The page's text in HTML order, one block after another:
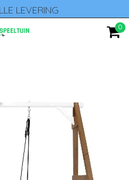
LEVERING
0